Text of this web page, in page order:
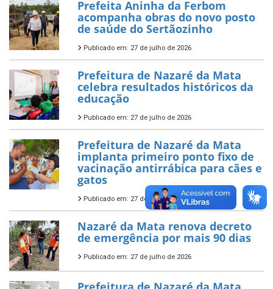
Prefeita Aninha da Ferbom
acompanha obras do novo posto
de saúde do Sertãozinho
Publicado em: 27 de julho de 2026
Prefeitura de Nazaré da Mata
celebra resultados históricos da
educação
Publicado em: 27 de julho de 2026
Prefeitura de Nazaré da Mata
implanta primeiro ponto fixo de
vacinação antirrábica para cães e
gatos
Publicado em: 27 de julho de 2026
Nazaré da Mata renova decreto
de emergência por mais 90 dias
Publicado em: 27 de julho de 2026